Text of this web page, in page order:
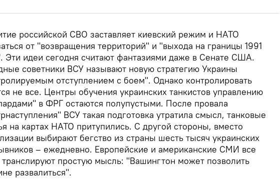
российской СВО заставляет киевский режим и НАТО
от "возвращения территорий" и "выхода на границы 1991
Эти идеи сегодня считают фантазиями даже в Сенате США.
советники ВСУ называют новую стратегию Украины
отступлением с боем". Однако контролировать
не все. Центры обучения украинских танкистов управлению
в ФРГ остаются полупустыми. После провала
ВСУ такая подготовка утратила смысл, танковые
на картах НАТО притупились. С другой стороны, вместо
выбирают бегство из страны шесть тысяч украинских
– ежедневно. Европейские и американские СМИ все
простую мысль: "Вашингтон может позволить
развалиться".